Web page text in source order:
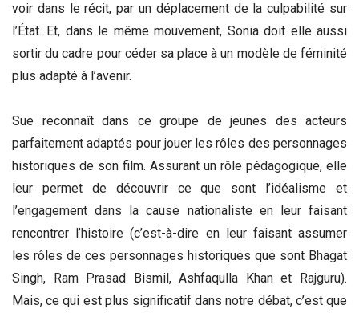
voir dans le récit, par un déplacement de la culpabilité sur
l’État. Et, dans le même mouvement, Sonia doit elle aussi
sortir du cadre pour céder sa place à un modèle de féminité
plus adapté à l’avenir.
Sue reconnaît dans ce groupe de jeunes des acteurs
parfaitement adaptés pour jouer les rôles des personnages
historiques de son film. Assurant un rôle pédagogique, elle
leur permet de découvrir ce que sont l’idéalisme et
l’engagement dans la cause nationaliste en leur faisant
rencontrer l’histoire (c’est-à-dire en leur faisant assumer
les rôles de ces personnages historiques que sont Bhagat
Singh, Ram Prasad Bismil, Ashfaqulla Khan et Rajguru).
Mais, ce qui est plus significatif dans notre débat, c’est que